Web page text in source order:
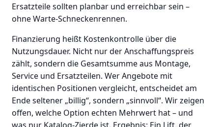
Ersatzteile sollten planbar und erreichbar sein –
ohne Warte-Schneckenrennen.
Finanzierung heißt Kostenkontrolle über die
Nutzungsdauer. Nicht nur der Anschaffungspreis
zählt, sondern die Gesamtsumme aus Montage,
Service und Ersatzteilen. Wer Angebote mit
identischen Positionen vergleicht, entscheidet am
Ende seltener „billig“, sondern „sinnvoll“. Wir zeigen
offen, welche Option echten Mehrwert hat – und
was nur Katalog-Zierde ist. Ergebnis: Ein Lift, der